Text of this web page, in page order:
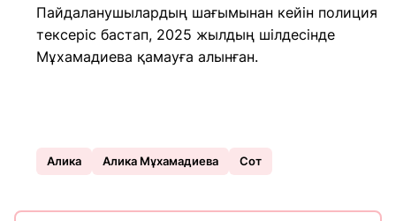
Пайдаланушылардың шағымынан кейін полиция
тексеріс бастап, 2025 жылдың шілдесінде
Мұхамадиева қамауға алынған.
Алика Алика Мұхамадиева Сот